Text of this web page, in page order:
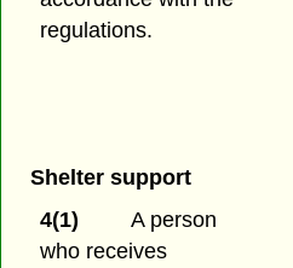
regulations.
Shelter support
4(1)
A person
who receives